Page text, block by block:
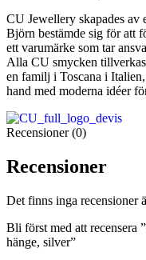
CU Jewellery skapades av
Björn bestämde sig för att
ett varumärke som tar
Alla CU smycken
en familj i Toscana i
hand med moderna idéer
Recensioner (0)
Recensioner
Det finns inga recensioner
Bli först med att recensera
hänge, silver”